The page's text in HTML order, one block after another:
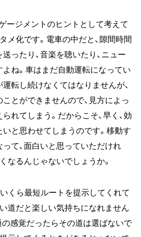
ージメントのヒントとして考えて
メ化です。電車の中だと、隙間時間
ったり、音楽を聴いたり、ニュー
ね。車はまだ自動運転になってい
転し続けなくてはなりませんが、
とができませんので、見方によっ
れてしまう。だからこそ、早く、効
と思わせてしまうのです。移動す
て、面白いと思っていただけれ
なるんじゃないでしょうか。
くら最短ルートを提示してくれて
道だと楽しい気持ちになれません
の感覚だったらその道は選ばないで